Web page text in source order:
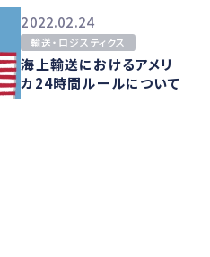
2022.02.24
輸送・ロジスティクス
海上輸送におけるアメリ
カ24時間ルールについて